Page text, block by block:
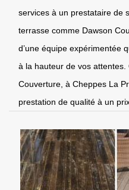
services à un prestataire de
terrasse comme Dawson
d’une équipe expérimentée
à la hauteur de vos attentes.
Couverture, à Cheppes La
prestation de qualité à un